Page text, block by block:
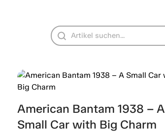
American Bantam 1938 – A
Small Car with Big Charm